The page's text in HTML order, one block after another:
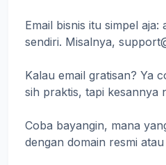
Email bisnis itu simpel
sendiri. Misalnya,
Kalau email gratisan? Ya
sih praktis, tapi kesannya
Coba bayangin, mana
dengan domain resmi